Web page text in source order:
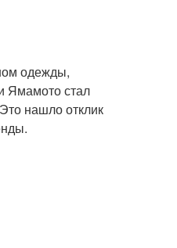
одежды,
Ямамото стал
нашло отклик